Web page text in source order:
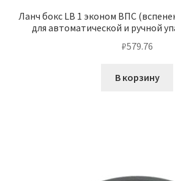
Ланч бокс LB 1 эконом ВПС
для автоматической и ручной
₽579.76
В корзину